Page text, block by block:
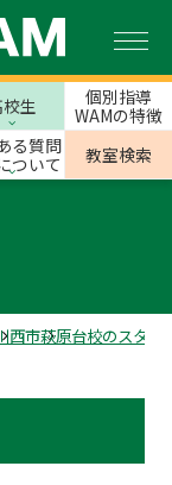
生
個別指導
WAMの特徴
る質問
ついて
教室検索
西市萩原台校のスタッ